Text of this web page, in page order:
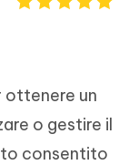
ottenere un
o gestire il
consentito